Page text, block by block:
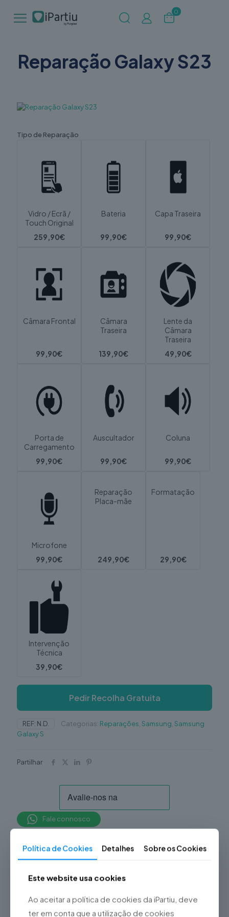
0
Reparação Galaxy S23
Tipo de Reparação
Vidro / Ecrã /
Touch Original
259,90€
Bateria
99,90€
Capa Traseira
99,90€
Câmara Frontal
99,90€
Câmara
Traseira
139,90€
Lente da
Câmara
Traseira
49,90€
Porta de
Carregamento
99,90€
Auscultador
99,90€
Coluna
99,90€
Microfone
99,90€
Reparação
Placa-mãe
249,90€
Formatação
29,90€
Intervenção
Técnica
39,90€
Pedir Recolha Gratuita
REF: N.D. Categorias: Reparações Samsung Samsung
Galaxy S
Partilhar
Fale connosco
Informação adicional
Câmara Traseira, Lente da
Câmara Traseira, Porta de
Política de Cookies Detalhes Sobre os Cookies
Este website usa cookies
Ao aceitar a política de cookies da iPartiu, deve
ter em conta que a utilização de cookies